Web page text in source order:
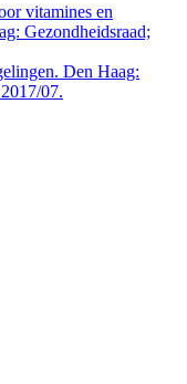
vitamines en
Gezondheidsraad;
Den Haag:
07.